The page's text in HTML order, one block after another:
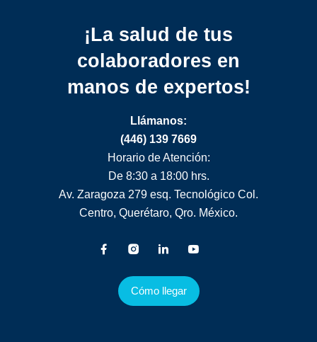
¡La salud de tus
colaboradores en
manos de expertos!
Llámanos:
(446) 139 7669
Horario de Atención:
De 8:30 a 18:00 hrs.
Av. Zaragoza 279 esq. Tecnológico Col.
Centro, Querétaro, Qro. México.
Cómo llegar